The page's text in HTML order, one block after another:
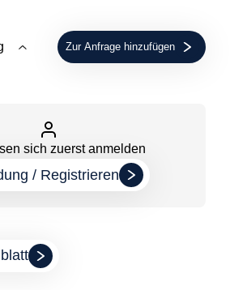
Zur Anfrage hinzufügen
sich zuerst anmelden
/ Registrieren